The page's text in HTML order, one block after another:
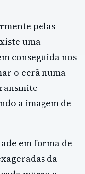
pelas
uma
conseguida nos
o ecrã numa
a imagem de
em forma de
da